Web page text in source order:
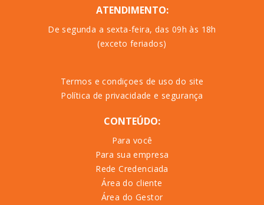
ATENDIMENTO:
De segunda a sexta-feira, das 09h às 18h
(exceto feriados)
Termos e condiçoes de uso do site
Política de privacidade e segurança
CONTEÚDO:
Para você
Para sua empresa
Rede Credenciada
Área do cliente
Área do Gestor